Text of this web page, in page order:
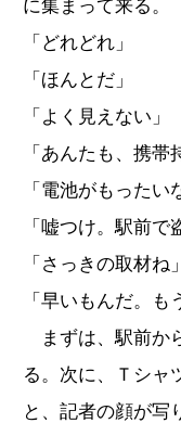
に集まって来る。
「どれどれ」
「ほんとだ」
「よく見えない」
「あんたも、携帯
「電池がもったい
「嘘つけ。駅前で
「さっきの取材ね」
「早いもんだ。も
まずは、駅前か
る。次に、Ｔシャ
と、記者の顔が写